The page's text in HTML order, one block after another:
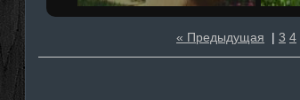
« Предыдущая | 3 4